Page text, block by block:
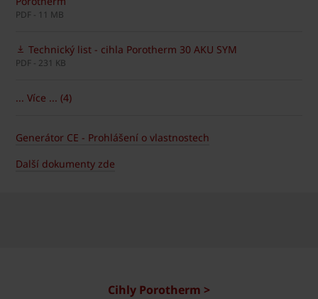
PDF - 11 MB
Technický list - cihla Porotherm 30 AKU SYM
PDF - 231 KB
... Více ... (4)
Generátor CE - Prohlášení o vlastnostech
Další dokumenty zde
Cihly Porotherm >